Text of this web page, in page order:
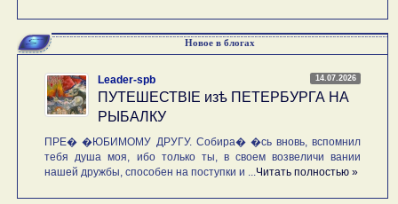
Новое в блогах
14.07.2026
Leader-spb
ПУТЕШЕСТВIE изѣ ПЕТЕРБУРГА НА
РЫБАЛКУ
ПРЕ� �ЮБИМОМУ ДРУГУ. Собира� �сь вновь, вспомнил
тебя душа моя, ибо только ты, в своем возвеличи вании
нашей дружбы, способен на поступки и ... Читать полностью »